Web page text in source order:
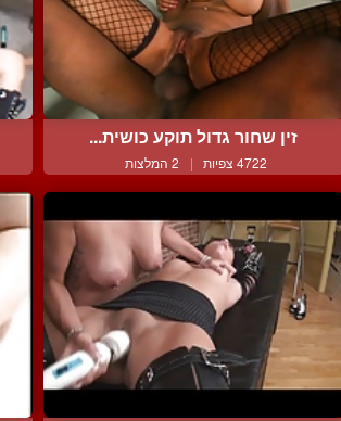
זין שחור גדול תוקע כושית...
4722 צפיות | 2 המלצות